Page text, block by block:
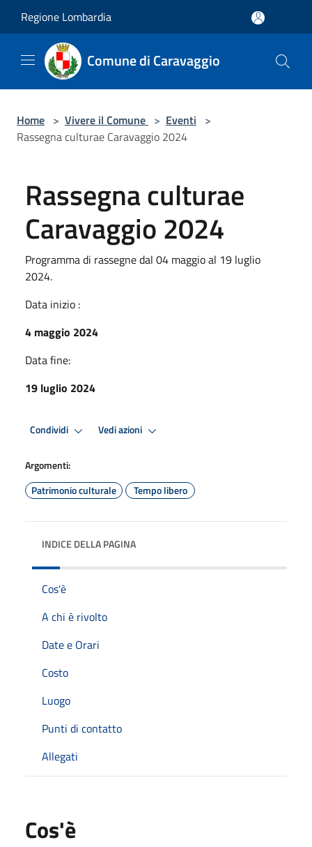
Regione Lombardia
Comune di Caravaggio
Home > Vivere il Comune > Eventi >
Rassegna culturae Caravaggio 2024
Rassegna culturae
Caravaggio 2024
Programma di rassegne dal 04 maggio al 19 luglio
2024.
Data inizio :
4 maggio 2024
Data fine:
19 luglio 2024
Condividi Vedi azioni
Argomenti:
Patrimonio culturale
Tempo libero
INDICE DELLA PAGINA
Cos'è
A chi è rivolto
Date e Orari
Costo
Luogo
Punti di contatto
Allegati
Cos'è